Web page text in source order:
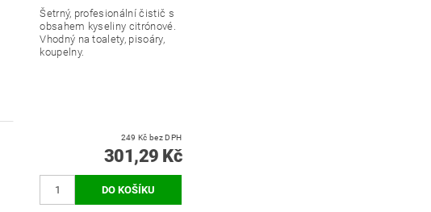
Šetrný, profesionální čistič s
obsahem kyseliny citrónové.
Vhodný na toalety, pisoáry,
koupelny.
249 Kč bez DPH
301,29 Kč